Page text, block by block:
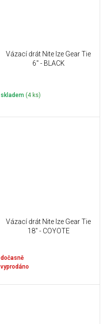
Vázací drát Nite Ize Gear Tie
6" - BLACK
skladem (4 ks)
Vázací drát Nite Ize Gear Tie
18" - COYOTE
dočasně
vyprodáno